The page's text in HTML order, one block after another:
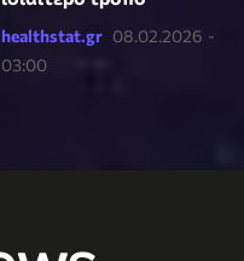
healthstat.gr 08.02.2026 -
03:00